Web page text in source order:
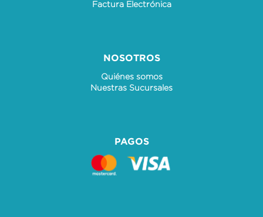
Factura Electrónica
NOSOTROS
Quiénes somos
Nuestras Sucursales
PAGOS